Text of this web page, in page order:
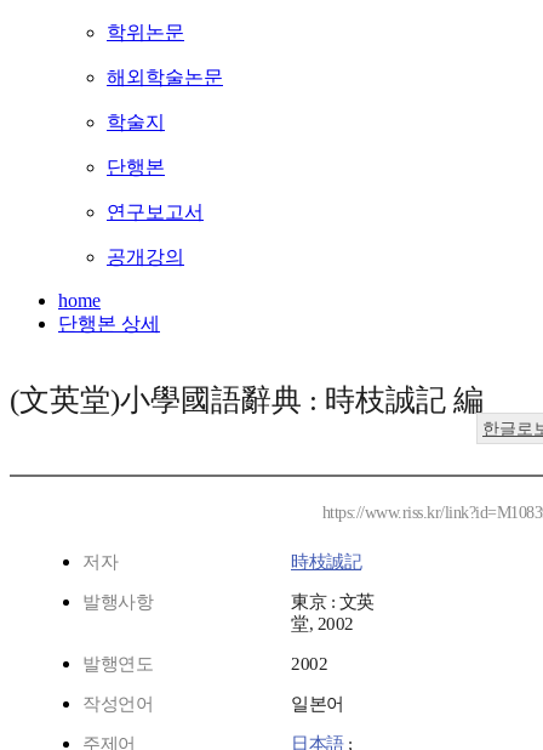
학위논문
해외학술논문
학술지
단행본
연구보고서
공개강의
home
단행본 상세
(文英堂)小學國語辭典 : 時枝誠記 編
한글로
https://www.riss.kr/
저자 時枝誠記
발행사항
東京 : 文英
堂, 2002
발행연도 2002
작성언어 일본어
주제어 日本語;